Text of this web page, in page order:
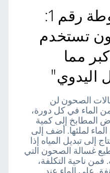
المعلومة المغلوطة رقم 1:
تستخدم
مما
اليدوي"
الصحون لن
نحو 12 لترًا من الماء في كل دورة،
المطابخ إلى كمية
و30 لترًا من الماء لملئها. أضف إلى
إلى تبديل المياه إذا
غسالة الصحون التي
غسله. فمن ناحية التكلفة،
ستنفق على الماء عند